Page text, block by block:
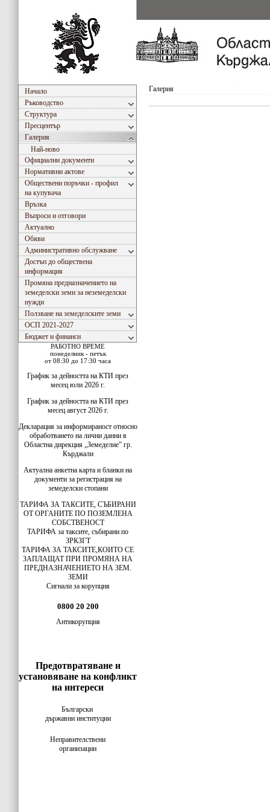
Начало
Ръководство
Структура
Пресцентър
Галерия
Най-ново
Официални документи
Нормативни актове
Обществени поръчки - профил
на купувача
Връзка
Въпроси и отговори
Актуално
Обяви
Административно обслужване
Достъп до обществена
информация
Промяна предназначението на
земеделски земи за неземеделски
нужди
Ползване на земеделските земи
ОСП 2021-2027
Бюджет и финанси
РАБОТНО ВРЕМЕ
понеделник - петък
от 08:30 до 17:30 часа
График за дейността на КТИ през
месец юли 2026 г.
График за дейността на КТИ през
месец август 2026 г.
Декларация за информираност относно
обработването на лични данни в
Областна дирекция „Земеделие” гр.
Кърджали
Актуална анкетна карта и бланки на
документи за регистрация на
земеделски стопани
ТАРИФА ЗА ТАКСИТЕ, СЪБИРАНИ
ОТ ОРГАНИТЕ ПО ПОЗЕМЛЕНА
СОБСТВЕНОСТ
ТАРИФА за таксите, събирани по
ЗРКЗГТ
ТАРИФА ЗА ТАКСИТЕ,КОИТО СЕ
ЗАПЛАЩАТ ПРИ ПРОМЯНА НА
ПРЕДНАЗНАЧЕНИЕТО НА ЗЕМ.
ЗЕМИ
Сигнали за корупция
0800 20 200
Антикорупция
Предотвратяване и
установяване на конфликт
на интереси
Български
държавни институции
Неправителствени
организации
Галерия